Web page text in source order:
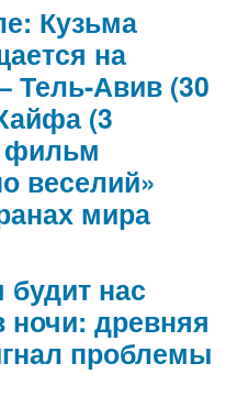
Кузьма
на
Тель-Авив (30
(3
фильм
веселий»
мира
нас
ночи: древняя
проблемы